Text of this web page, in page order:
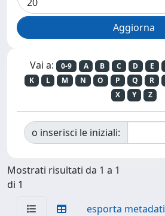
Vai a: 0-9 A B C D E
K
L M N O P Q R
X
Y Z
o inserisci le iniziali:
Mostrati risultati da 1 a 1
di 1
esporta metadati